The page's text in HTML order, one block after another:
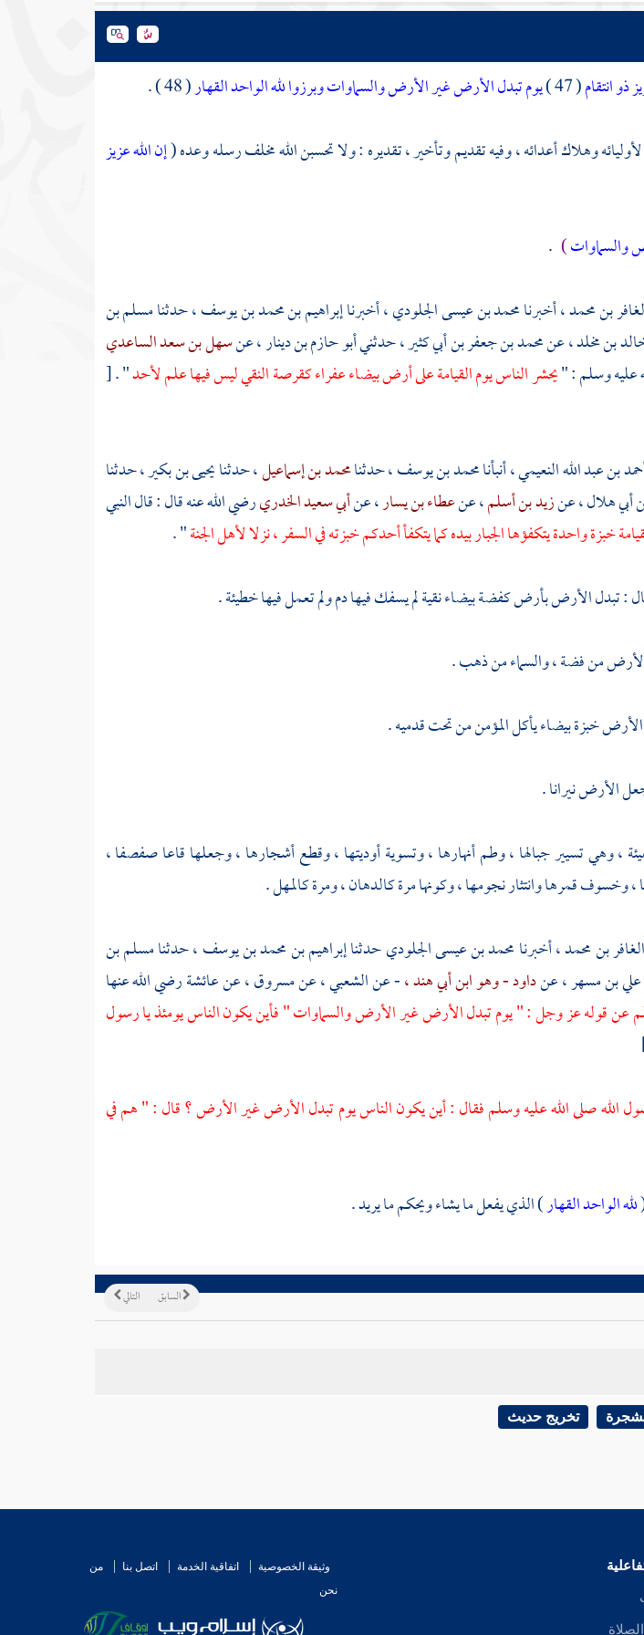
ذو انتقام( 47 ) يوم تبدل الأرض غير الأرض والسماوات وبرزوا لله الواحد القهار( 48 ) .
وهلاك أعدائه ، وفيه تقديم وتأخير ، تقديره : ولا تحسبن الله مخلف رسله وعده (إن الله عزيز
والسماوات)
.
بن محمد، أخبرنامحمد بن عيسى الجلودي، أخبرناإبراهيم بن محمد بن يوسف، حدثنامسلم بن
بن مخلد، عنمحمد بن جعفر بن أبي كثير، حدثنيأبو حازم بن دينار ،عنسهل بن سعد الساعدي
عليه وسلم : "يحشر الناس يوم القيامة على أرض بيضاء عفراء كقرصة النقي ليس فيها علم لأحد" .
[
بن عبد الله النعيمي، أنبأنامحمد بن يوسف، حدثنامحمد بن إسماعيل، حدثنايحيى بن بكير، حدثنا
أبي هلال، عنزيد بن أسلم، عنعطاء بن يسار، عنأبي سعيد الخدريرضي الله عنه قال : قال النبي
خبزة واحدة يتكفؤها الجبار بيده كما يتكفأ أحدكم خبزته في السفر ، نزلا لأهل الجنة" .
: تبدل الأرض بأرض كفضة بيضاء نقية لم يسفك فيها دم ولم تعمل فيها خطيئة .
من فضة ، والسماء من ذهب .
خبزة بيضاء يأكل المؤمن من تحت قدميه .
الأرض نيرانا .
، وهي تسيير جبالها ، وطم أنهارها ، وتسوية أوديتها ، وقطع أشجارها ، وجعلها قاعا صفصفا ،
وخسوف قمرها وانتثار نجومها ، وكونها مرة كالدهان ، ومرة كالمهل .
بن محمد، أخبرنامحمد بن عيسى الجلوديحدثناإبراهيم بن محمد بن يوسف، حدثنامسلم بن
علي بن مسهر، عنداود - وهو ابن أبي هند ،- عنالشعبي، عنمسروق، عنعائشةرضي الله عنها
عن قوله عز وجل : " يوم تبدل الأرض غير الأرض والسماوات " فأين يكون الناس يومئذ يا رسول
الله صلى الله عليه وسلم فقال : أين يكون الناس يوم تبدل الأرض غير الأرض ؟ قال : " هم في
لله الواحد القهار) الذي يفعل ما يشاء ويحكم ما يريد .
التالي السابق
تخريج حديث
وثيقة الخصوصية اتفاقية الخدمة اتصل بنا
من
نحن